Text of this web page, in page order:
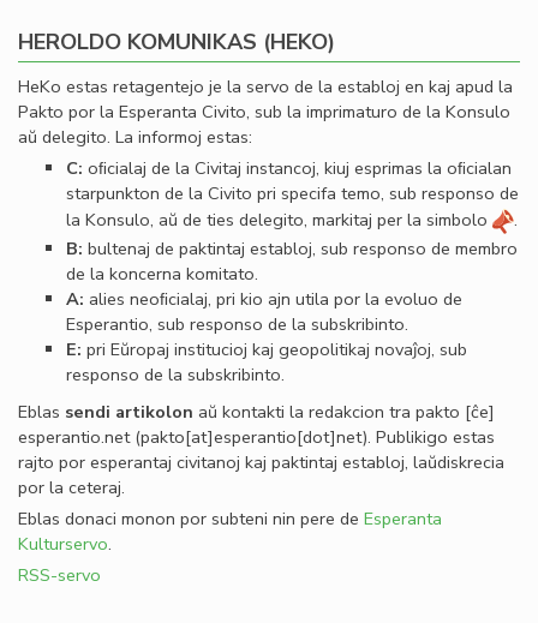
HEROLDO KOMUNIKAS (HEKO)
HeKo estas retagentejo je la servo de la establoj en kaj apud la
Pakto por la Esperanta Civito, sub la imprimaturo de la Konsulo
aŭ delegito. La informoj estas:
C: oﬁcialaj de la Civitaj instancoj, kiuj esprimas la oﬁcialan
starpunkton de la Civito pri specifa temo, sub responso de
la Konsulo, aŭ de ties delegito, markitaj per la simbolo
.
B: bultenaj de paktintaj establoj, sub responso de membro
de la koncerna komitato.
A: alies neoﬁcialaj, pri kio ajn utila por la evoluo de
Esperantio, sub responso de la subskribinto.
E: pri Eŭropaj institucioj kaj geopolitikaj novaĵoj, sub
responso de la subskribinto.
Eblas sendi artikolon aŭ kontakti la redakcion tra pakto [ĉe]
esperantio.net(pakto[at]esperantio[dot]net). Publikigo estas
rajto por esperantaj civitanoj kaj paktintaj establoj, laŭdiskrecia
por la ceteraj.
Eblas donaci monon por subteni nin pere de Esperanta
Kulturservo.
RSS-servo